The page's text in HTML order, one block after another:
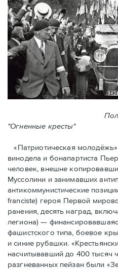
"Огненные кресты"
«Патриотическая
винодела и бонапартиста
человек, внешне
Муссолини и занимавших
антикоммунистические
franciste) героя Первой
ранения, десять наград,
легиона) —
фашистского типа, боевое
и синие рубашки.
насчитывавший до 400 тысяч
разгневанных пейзан были